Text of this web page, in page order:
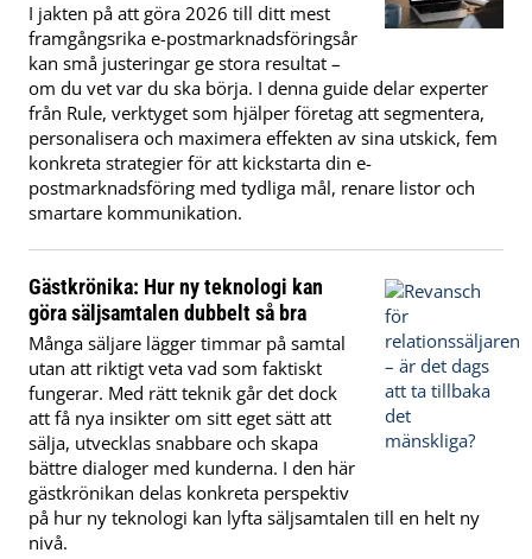
I jakten på att göra 2026 till ditt mest
framgångsrika e-postmarknadsföringsår
kan små justeringar ge stora resultat –
om du vet var du ska börja. I denna guide delar experter
från Rule, verktyget som hjälper företag att segmentera,
personalisera och maximera effekten av sina utskick, fem
konkreta strategier för att kickstarta din e-
postmarknadsföring med tydliga mål, renare listor och
smartare kommunikation.
Gästkrönika: Hur ny teknologi kan
göra säljsamtalen dubbelt så bra
Många säljare lägger timmar på samtal
utan att riktigt veta vad som faktiskt
fungerar. Med rätt teknik går det dock
att få nya insikter om sitt eget sätt att
sälja, utvecklas snabbare och skapa
bättre dialoger med kunderna. I den här
gästkrönikan delas konkreta perspektiv
på hur ny teknologi kan lyfta säljsamtalen till en helt ny
nivå.